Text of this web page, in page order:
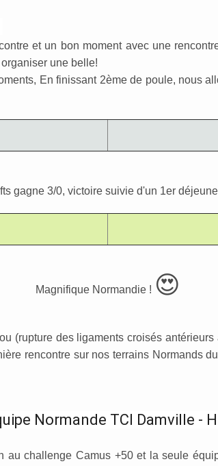
et un bon moment avec une
une belle!
En finissant 2ème de poule, nous
gagne 3/0, victoire suivie d'un 1er
Magnifique Normandie ! 😍
(rupture des ligaments croisés antérieurs
rencontre sur nos terrains Normands
Normande TCI Damville -
au challenge Camus +50 et la seule